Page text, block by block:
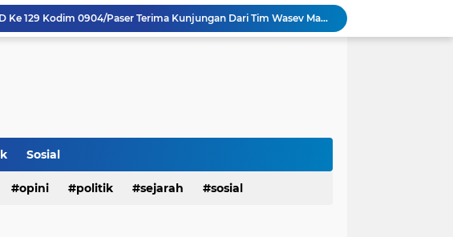
TMMD Ke 129 Kodim 0904/Paser Terima Kunjungan Dari Tim Wasev Mabesad
Bapak Sirajudin Masuk Fase Finishing Sebelum Diserahkan
Sosial
opini politik sejarah sosial